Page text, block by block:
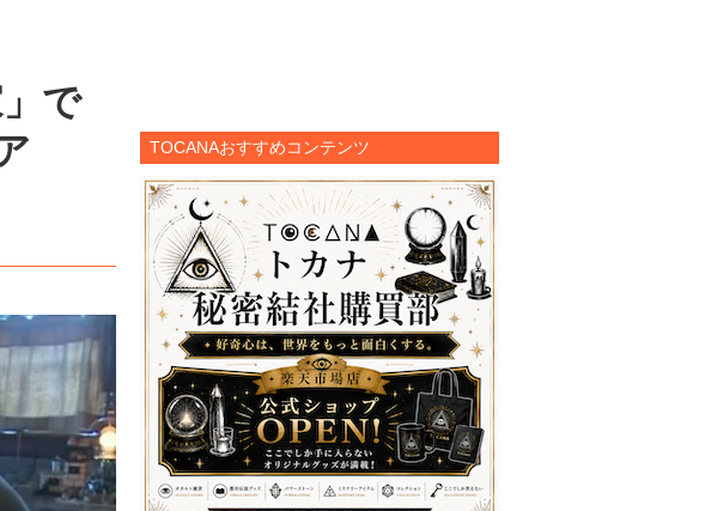
で
TOCANAおすすめコンテンツ